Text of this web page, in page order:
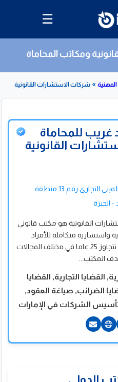
☰
ومكاتب المحاماة
»
شركات الاستشارات القانونية
الحى الثانى - المجاورة الاولى - المبنى التجارى رقم 13 منطقة
- الجيزة
القانونية هو مكتب قانوني
متكاملة للأفراد
والشركات، مستندا إلى خبرة عملية تتجاوز 25 عاما في مختلف المجالات
المكتب...
القضايا التجارية, القضايا
الضرائب, صياغة العقود,
الشركات في الإمارات